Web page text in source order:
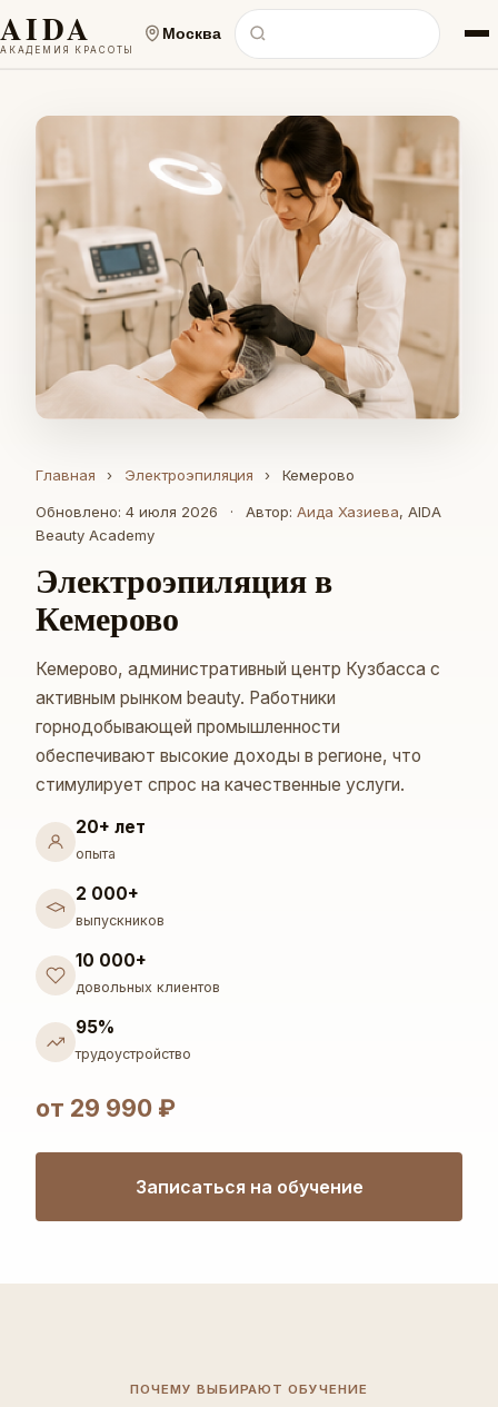
AIDA
АКАДЕМИЯ КРАСОТЫ
Москва
Главная › Электроэпиляция › Кемерово
Обновлено: 4 июля 2026 · Автор:Аида Хазиева, AIDA
Beauty Academy
Электроэпиляция в
Кемерово
Кемерово, административный центр Кузбасса с
активным рынком beauty. Работники
горнодобывающей промышленности
обеспечивают высокие доходы в регионе, что
стимулирует спрос на качественные услуги.
20+ лет
опыта
2 000+
выпускников
10 000+
довольных клиентов
95%
трудоустройство
от 29 990 ₽
Записаться на обучение
ПОЧЕМУ ВЫБИРАЮТ ОБУЧЕНИЕ